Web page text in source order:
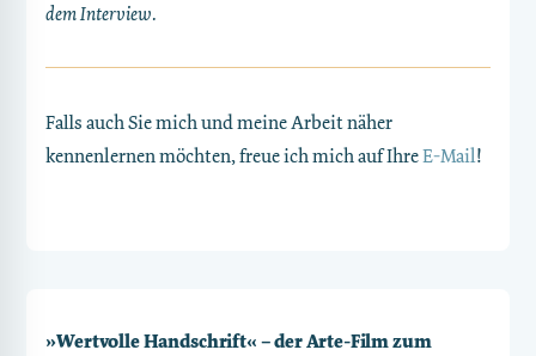
dem Interview.
Falls auch Sie mich und meine Arbeit näher
kennenlernen möchten, freue ich mich auf IhreE-Mail!
»Wertvolle Handschrift« – der Arte-Film zum